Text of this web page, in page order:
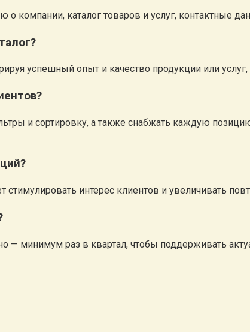
каталог товаров и услуг, контактные
успешный опыт и качество продукции или услуг,
и сортировку, а также снабжать каждую
стимулировать интерес клиентов и увеличивать
— минимум раз в квартал, чтобы поддерживать